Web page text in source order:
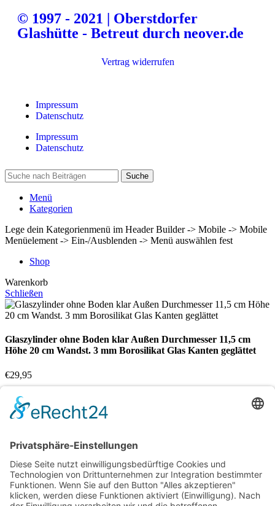
© 1997 - 2021 | Oberstdorfer
Glashütte - Betreut durch neover.de
Vertrag widerrufen
Impressum
Datenschutz
Impressum
Datenschutz
Suche
Menü
Kategorien
Lege dein Kategorienmenü im Header Builder -> Mobile -> Mobile
Menüelement -> Ein-/Ausblenden -> Menü auswählen fest
Shop
Warenkorb
Schließen
Glaszylinder ohne Boden klar Außen Durchmesser 11,5 cm
Höhe 20 cm Wandst. 3 mm Borosilikat Glas Kanten geglättet
€29,95
Nicht vorrätig
Vergleichen
Beginnen Sie mit der Eingabe, um die gewünschten Beiträge
anzuzeigen.